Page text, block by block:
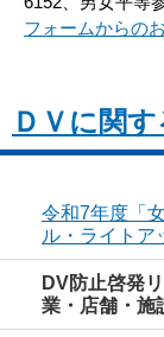
フォームからの
ＤＶに関
令和7年度「
ル・ライトア
DV防止啓発
業・店舗・施